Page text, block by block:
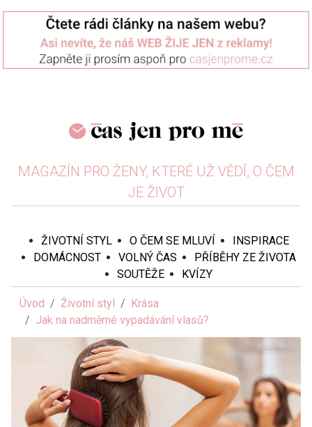
MAGAZÍN PRO ŽENY, KTERÉ UŽ VĚDÍ, O ČEM
JE ŽIVOT
ŽIVOTNÍ STYL O ČEM SE MLUVÍ
INSPIRACE
DOMÁCNOST
VOLNÝ ČAS
PŘÍBĚHY ZE ŽIVOTA
SOUTĚŽE
KVÍZY
Úvod Životní styl
Krása
Jak na nadměrné vypadávání vlasů?